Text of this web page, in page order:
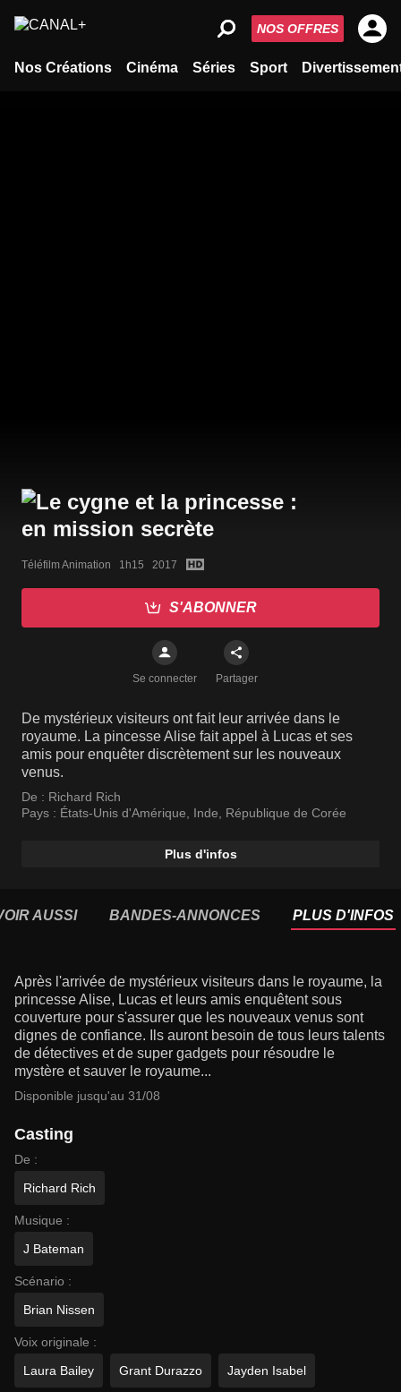
Nos Créations Cinéma Séries Sport
NOS OFFRES
Téléfilm Animation   1h15   2017
S'ABONNER
Se connecter Partager
De mystérieux visiteurs ont fait leur arrivée dans le
royaume. La pincesse Alise fait appel à Lucas et ses
amis pour enquêter discrètement sur les nouveaux
venus.
De : Richard Rich
Pays : États-Unis d'Amérique, Inde, République de Corée
Plus d'infos
AUSSI BANDES-ANNONCES PLUS D'INFOS
Après l'arrivée de mystérieux visiteurs dans le royaume, la
princesse Alise, Lucas et leurs amis enquêtent sous
couverture pour s'assurer que les nouveaux venus sont
dignes de confiance. Ils auront besoin de tous leurs talents
de détectives et de super gadgets pour résoudre le
mystère et sauver le royaume...
Disponible jusqu'au 31/08
Casting
De :
Richard Rich
Musique :
J Bateman
Scénario :
Brian Nissen
Voix originale :
Laura Bailey
Grant Durazzo Jayden Isabel